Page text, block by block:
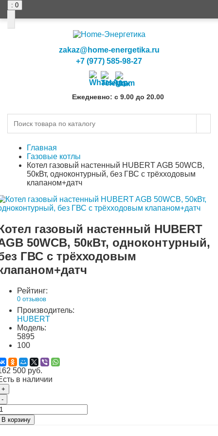
: 0
zakaz@home-energetika.ru
+7 (977) 585-98-27
Ежедневно: с 9.00 до 20.00
Главная
Газовые котлы
Котел газовый настенный HUBERT AGB 50WCB,
50кВт, одноконтурный, без ГВС с трёхходовым
клапаном+датч
газовый настенный HUBERT
50WCB, 50кВт, одноконтурный,
ГВС с трёхходовым
Рейтинг:
0 отзывов
Производитель:
HUBERT
Модель:
5895
100
500 руб.
в наличии
+
-
В корзину